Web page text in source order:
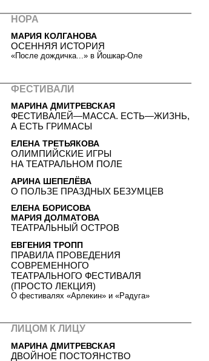
НОРА
МАРИЯ КОЛГАНОВА
ОСЕННЯЯ ИСТОРИЯ
«После дождичка...» в Йошкар-Оле
ФЕСТИВАЛИ
МАРИНА ДМИТРЕВСКАЯ
ФЕСТИВАЛЕЙ—МАССА. ЕСТЬ—ЖИЗНЬ,
А ЕСТЬ ГРИМАСЫ
ЕЛЕНА ТРЕТЬЯКОВА
ОЛИМПИЙСКИЕ ИГРЫ
НА ТЕАТРАЛЬНОМ ПОЛЕ
АРИНА ШЕПЕЛЁВА
О ПОЛЬЗЕ ПРАЗДНЫХ БЕЗУМЦЕВ
ЕЛЕНА БОРИСОВА
МАРИЯ ДОЛМАТОВА
ТЕАТРАЛЬНЫЙ ОСТРОВ
ЕВГЕНИЯ ТРОПП
ПРАВИЛА ПРОВЕДЕНИЯ
СОВРЕМЕННОГО
ТЕАТРАЛЬНОГО ФЕСТИВАЛЯ
(ПРОСТО ЛЕКЦИЯ)
О фестивалях «Арлекин» и «Радуга»
ЛИЦОМ К ЛИЦУ
МАРИНА ДМИТРЕВСКАЯ
ДВОЙНОЕ ПОСТОЯНСТВО